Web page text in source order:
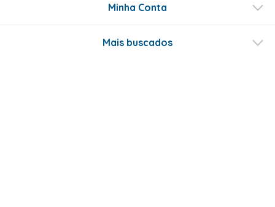
Minha Conta
Mais buscados